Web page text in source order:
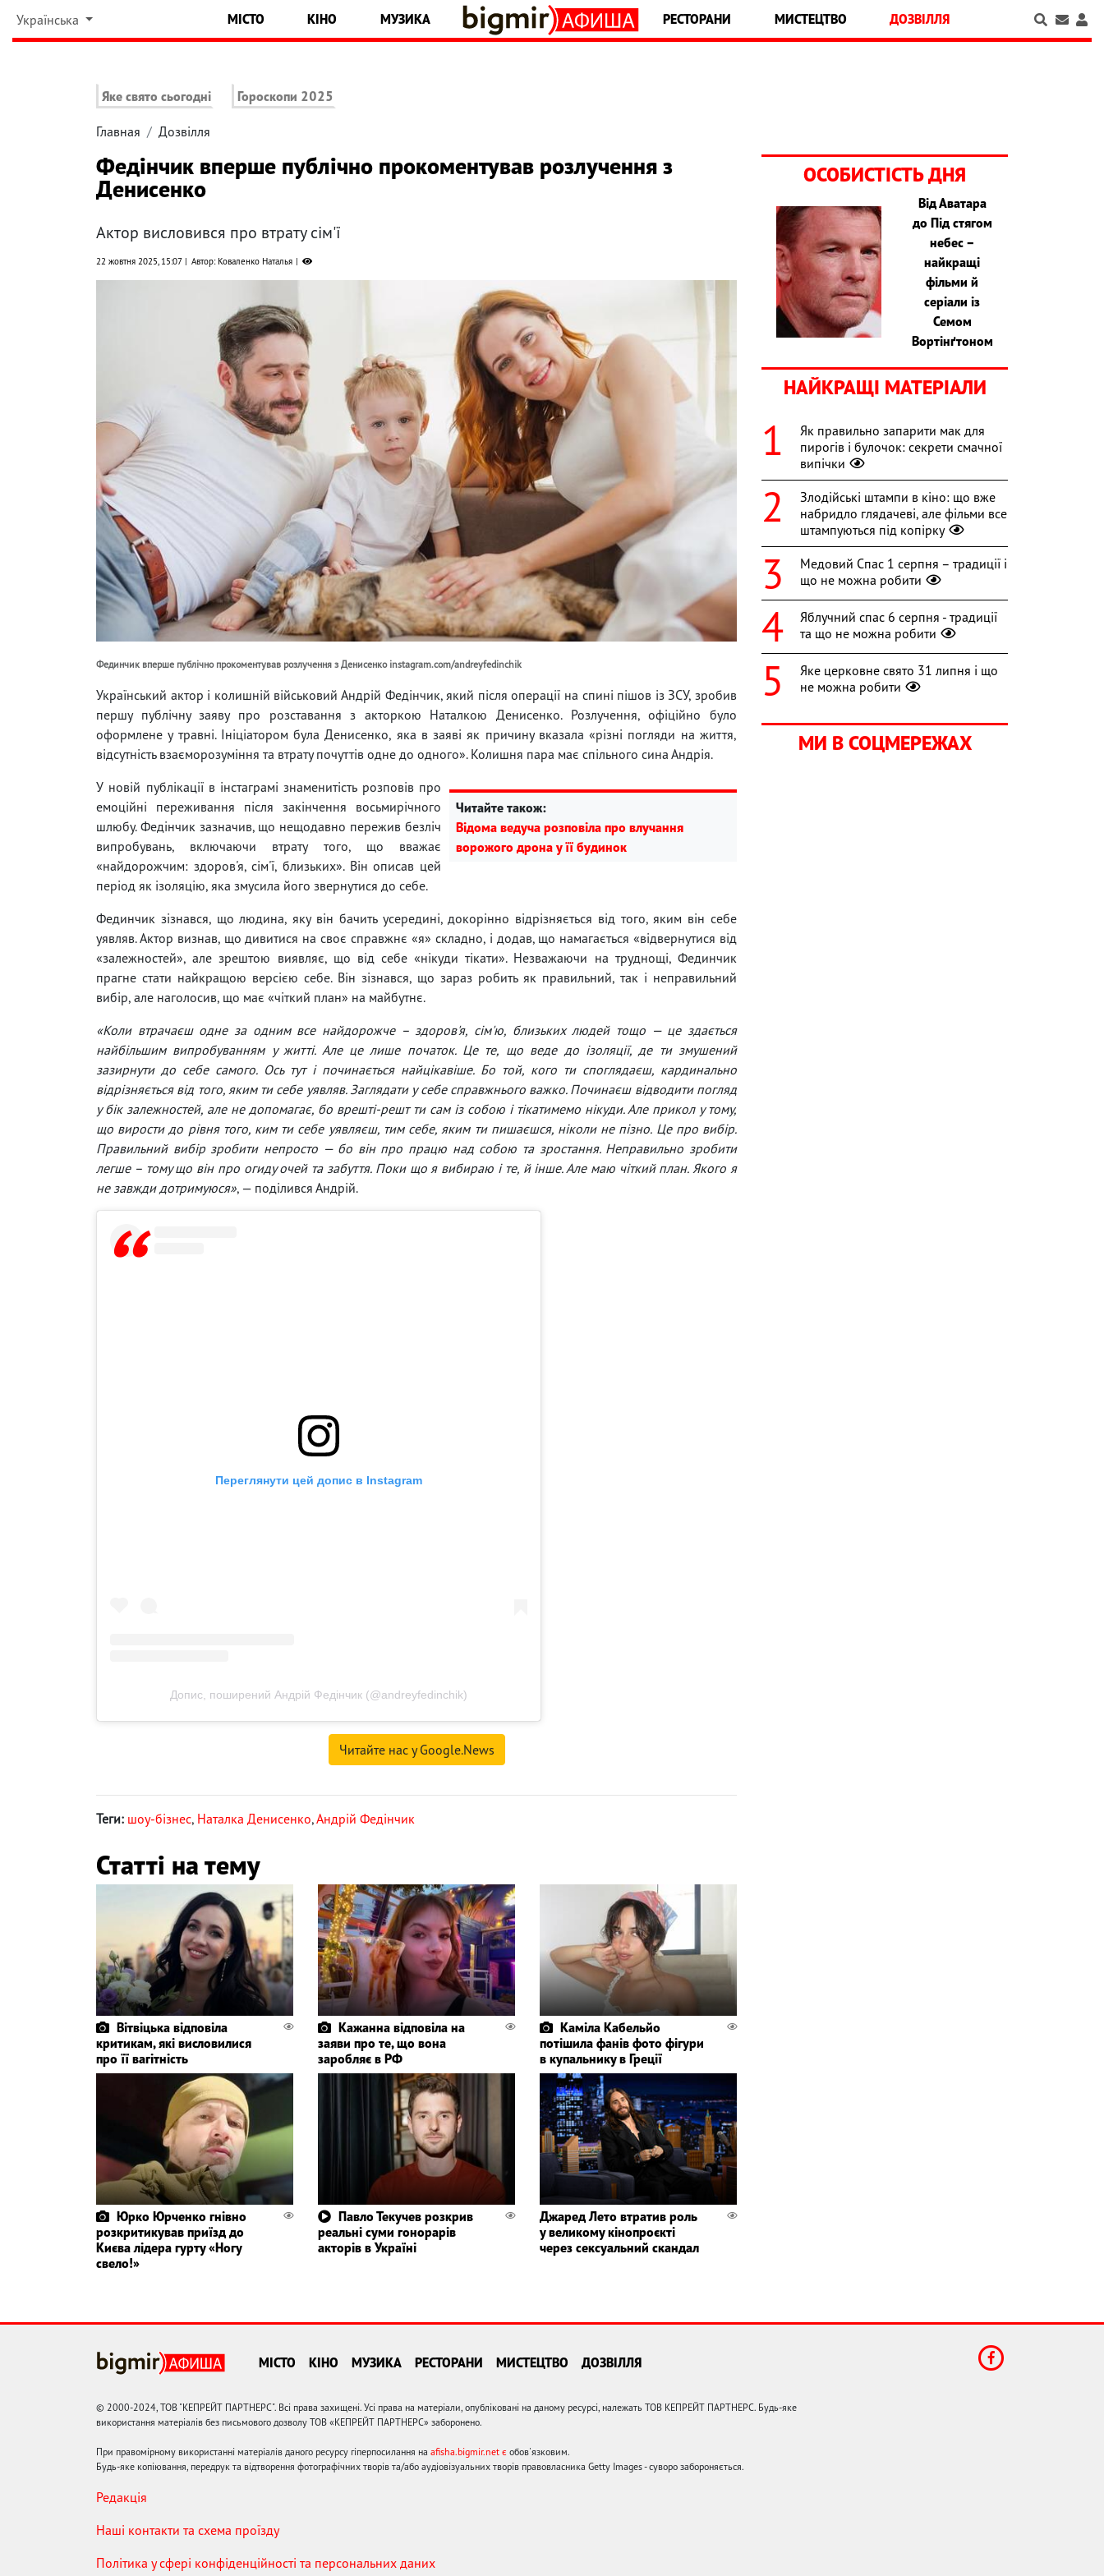
Українська МІСТО КІНО МУЗИКА РЕСТОРАНИ МИСТЕЦТВО ДОЗВІЛЛЯ
Яке свято сьогодні Гороскопи 2025
Главная Дозвілля
Федінчик вперше публічно прокоментував розлучення з
Денисенко
Актор висловився про втрату сім'ї
22 жовтня 2025, 15:07 Автор: Коваленко Наталья
Фединчик вперше публічно прокоментував розлучення з Денисенко instagram.com/andreyfedinchik
Український актор і колишній військовий Андрій Федінчик, який після операції на спині пішов із ЗСУ, зробив
першу публічну заяву про розставання з акторкою Наталкою Денисенко. Розлучення, офіційно було
оформлене у травні. Ініціатором була Денисенко, яка в заяві як причину вказала «різні погляди на життя,
відсутність взаєморозуміння та втрату почуттів одне до одного». Колишня пара має спільного сина Андрія.
Читайте також:
Відома ведуча розповіла про влучання
ворожого дрона у її будинок
У новій публікації в інстаграмі знаменитість розповів про
емоційні переживання після закінчення восьмирічного
шлюбу. Федінчик зазначив, що нещодавно пережив безліч
випробувань, включаючи втрату того, що вважає
«найдорожчим: здоров'я, сім'ї, близьких». Він описав цей
період як ізоляцію, яка змусила його звернутися до себе.
Фединчик зізнався, що людина, яку він бачить усередині, докорінно відрізняється від того, яким він себе
уявляв. Актор визнав, що дивитися на своє справжнє «я» складно, і додав, що намагається «відвернутися від
«залежностей», але зрештою виявляє, що від себе «нікуди тікати». Незважаючи на труднощі, Фединчик
прагне стати найкращою версією себе. Він зізнався, що зараз робить як правильний, так і неправильний
вибір, але наголосив, що має «чіткий план» на майбутнє.
«Коли втрачаєш одне за одним все найдорожче – здоров'я, сім'ю, близьких людей тощо — це здається
найбільшим випробуванням у житті. Але це лише початок. Це те, що веде до ізоляції, де ти змушений
зазирнути до себе самого. Ось тут і починається найцікавіше. Бо той, кого ти споглядаєш, кардинально
відрізняється від того, яким ти себе уявляв. Заглядати у себе справжнього важко. Починаєш відводити погляд
у бік залежностей, але не допомагає, бо врешті-решт ти сам із собою і тікатимемо нікуди. Але прикол у тому,
що вирости до рівня того, ким ти себе уявляєш, тим себе, яким ти пишаєшся, ніколи не пізно. Це про вибір.
Правильний вибір зробити непросто — бо він про працю над собою та зростання. Неправильно зробити
легше – тому що він про огиду очей та забуття. Поки що я вибираю і те, й інше. Але маю чіткий план. Якого я
не завжди дотримуюся», — поділився Андрій.
Переглянути цей допис в Instagram
Допис, поширений Андрій Федінчик (@andreyfedinchik)
Читайте нас у Google.News
Теги: шоу-бізнес, Наталка Денисенко,Андрій Федінчик
Статті на тему
Вітвіцька відповіла
критикам, які висловилися
про її вагітність
Кажанна відповіла на
заяви про те, що вона
заробляє в РФ
Каміла Кабельйо
потішила фанів фото фігури
в купальнику в Греції
Юрко Юрченко гнівно
розкритикував приїзд до
Києва лідера гурту «Ногу
свело!»
Павло Текучев розкрив
реальні суми гонорарів
акторів в Україні
Джаред Лето втратив роль
у великому кінопроєкті
через сексуальний скандал
ОСОБИСТІСТЬ ДНЯ
Від Аватара
до Під стягом
небес –
найкращі
фільми й
серіали із
Семом
Вортінґтоном
НАЙКРАЩІ МАТЕРІАЛИ
Як правильно запарити мак для
пирогів і булочок: секрети смачної
випічки
Злодійські штампи в кіно: що вже
набридло глядачеві, але фільми все
штампуються під копірку
Медовий Спас 1 серпня – традиції і
що не можна робити
Яблучний спас 6 серпня - традиції
та що не можна робити
Яке церковне свято 31 липня і що
не можна робити
МИ В СОЦМЕРЕЖАХ
МІСТО КІНО МУЗИКА РЕСТОРАНИ МИСТЕЦТВО ДОЗВІЛЛЯ
© 2000-2024, ТОВ "КЕПРЕЙТ ПАРТНЕРС". Всі права захищені. Усі права на матеріали, опубліковані на даному ресурсі, належать ТОВ КЕПРЕЙТ ПАРТНЕРС. Будь-яке
використання матеріалів без письмового дозволу ТОВ «КЕПРЕЙТ ПАРТНЕРС» заборонено.
При правомірному використанні матеріалів даного ресурсу гіперпосилання на afisha.bigmir.net є обов'язковим.
Будь-яке копіювання, передрук та відтворення фотографічних творів та/або аудіовізуальних творів правовласника Getty Images - суворо забороняється.
Редакція
Наші контакти та схема проїзду
Політика у сфері конфіденційності та персональних даних